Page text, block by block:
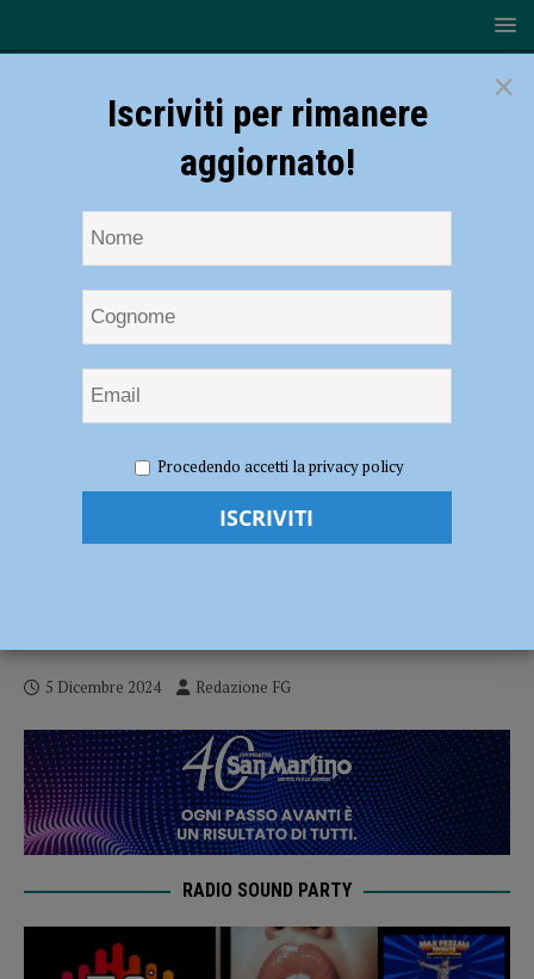
Mignano, successo per la simulazione ItAlert: messaggio arrivato
all’85% dei cittadini
Collasso nella diga di Mignano, successo
5 Dicembre 2024 Redazione FG
RADIO SOUND PARTY
×
Iscriviti per rimanere
aggiornato!
Procedendo accetti la privacy policy